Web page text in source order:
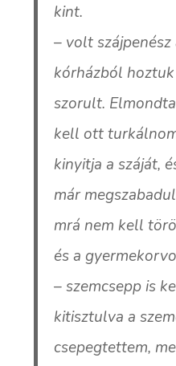
kint.
– volt szájpenész
kórházból
szorult.
kell ott
kinyitja a száját,
már
mrá nem kell
és a
– szemcsepp is
kitisztulva a
csepegtettem,